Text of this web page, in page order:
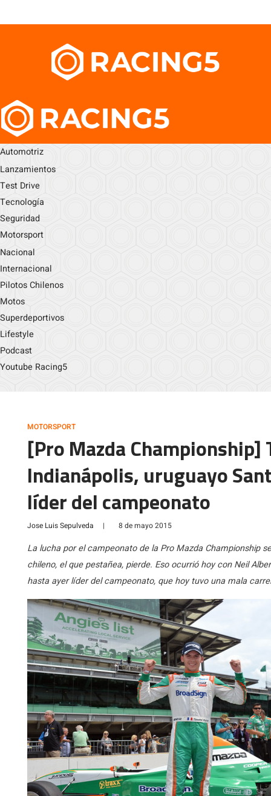
Automotriz
Lanzamientos
Test Drive
Tecnología
Seguridad
Motorsport
Nacional
Internacional
Pilotos Chilenos
Motos
Superdeportivos
Lifestyle
Podcast
Youtube Racing5
MOTORSPORT
[Pro Mazda
Indianápolis, uruguayo
líder del campeonato
Jose Luis Sepulveda | 8 de mayo 2015
La lucha por el campeonato de la Pro Mazda Championship
chileno, el que pestañea, pierde. Eso ocurrió hoy con Neil
hasta ayer líder del campeonato, que hoy tuvo una mala